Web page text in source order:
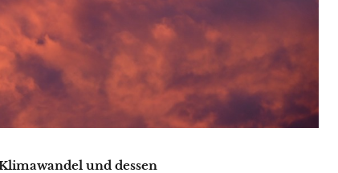
und dessen